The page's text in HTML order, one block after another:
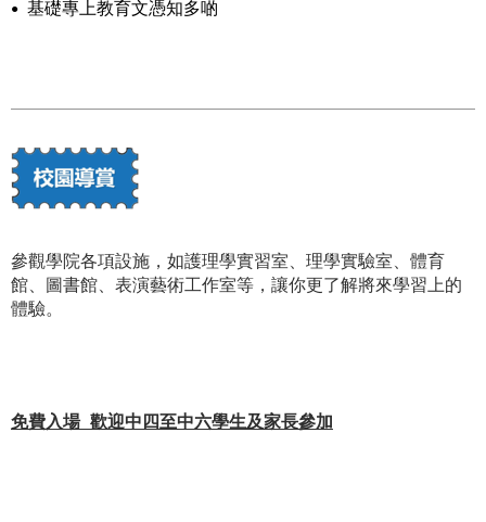
基礎專上教育文憑知多啲
參觀學院各項設施，如護理學實習室、理學實驗室、體育
館、圖書館、表演藝術工作室等，讓你更了解將來學習上的
體驗。
免費入場 歡迎中四至中六學生及家長參加